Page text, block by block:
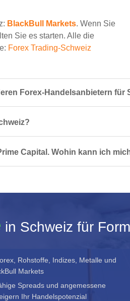
BlackBull Markets. Wenn Sie
Sie es starten. Alle die
Forex Trading-Schweiz
Forex-Handelsanbietern für
Capital. Wohin kann ich
in Schweiz für
Rohstoffe, Indizes, Metalle und
Markets
Spreads und angemessene
Ihr Handelspotenzial